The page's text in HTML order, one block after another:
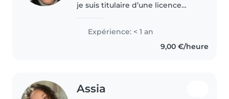
je suis titulaire d’une licence
emploi comme nounou pour des
enfants âgés de 3 ans et plus,
Expérience: < 1 an
9,00 €/heure
Assia